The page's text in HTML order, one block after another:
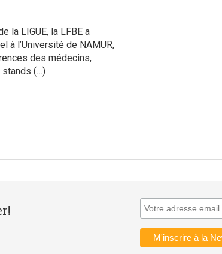
la LIGUE, la LFBE a
à l’Université de NAMUR,
des médecins,
stands (…)